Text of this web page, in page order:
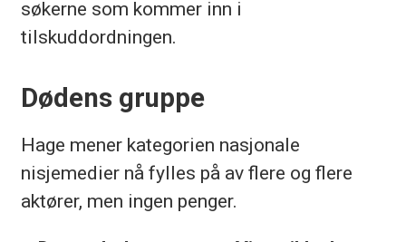
søkerne som kommer inn i
tilskuddordningen.
Dødens gruppe
Hage mener kategorien nasjonale
nisjemedier nå fylles på av flere og flere
aktører, men ingen penger.